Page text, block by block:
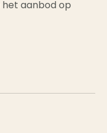
het aanbod op